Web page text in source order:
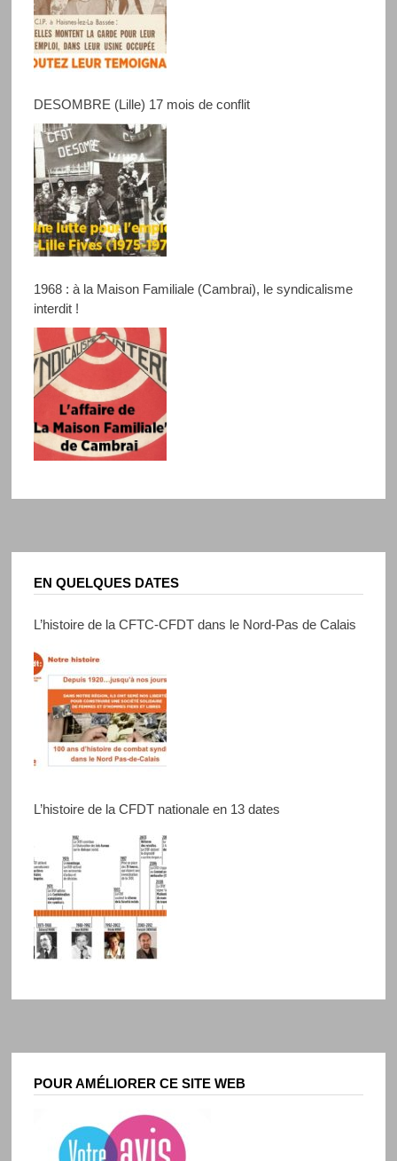
DESOMBRE (Lille) 17 mois de conflit
1968 : à la Maison Familiale (Cambrai), le syndicalisme
interdit !
EN QUELQUES DATES
L’histoire de la CFTC-CFDT dans le Nord-Pas de Calais
L’histoire de la CFDT nationale en 13 dates
POUR AMÉLIORER CE SITE WEB